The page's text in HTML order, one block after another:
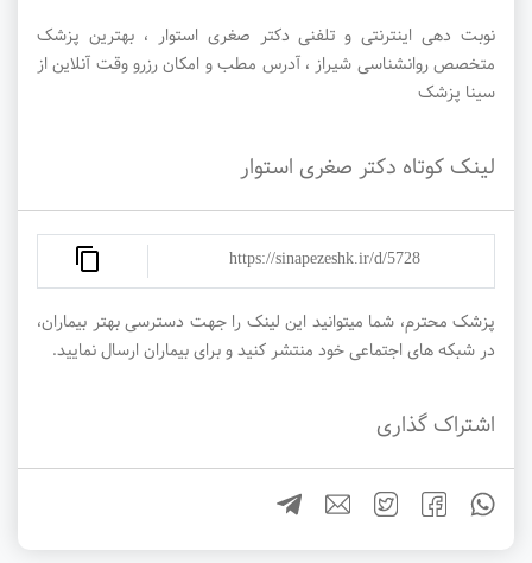
نوبت دهی اینترنتی و تلفنی دکتر صغری استوار ، بهترین پزشک
متخصص روانشناسی شیراز ، آدرس مطب و امکان رزرو وقت آنلاین از
سینا پزشک
لینک کوتاه دکتر صغری استوار
https://sinapezeshk.ir/d/5728
پزشک محترم، شما میتوانید این لینک را جهت دسترسی بهتر بیماران،
در شبکه های اجتماعی خود منتشر کنید و برای بیماران ارسال نمایید.
اشتراک گذاری